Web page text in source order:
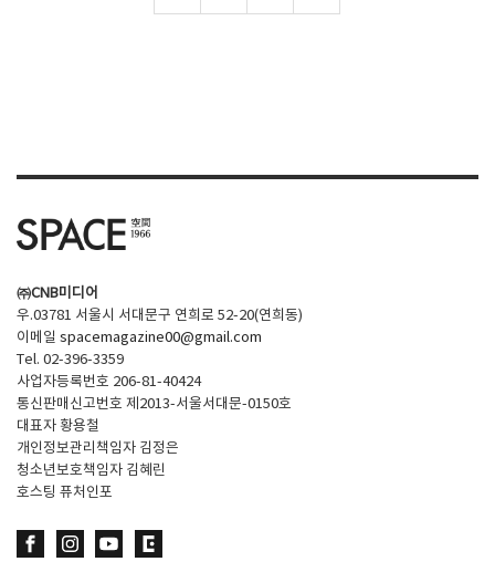
㈜CNB미디어
우.03781 서울시 서대문구 연희로 52-20(연희동)
이메일 spacemagazine00@gmail.com
Tel. 02-396-3359
사업자등록번호 206-81-40424
통신판매신고번호 제2013-서울서대문-0150호
대표자 황용철
개인정보관리책임자 김정은
청소년보호책임자 김혜린
호스팅 퓨처인포